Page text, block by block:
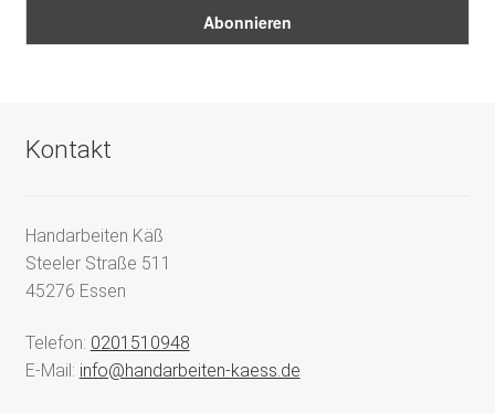
Kontakt
Handarbeiten Käß
Steeler Straße 511
45276 Essen
Telefon: 0201510948
E-Mail: info@handarbeiten-kaess.de